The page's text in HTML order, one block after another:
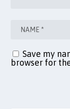
Save my
browser for